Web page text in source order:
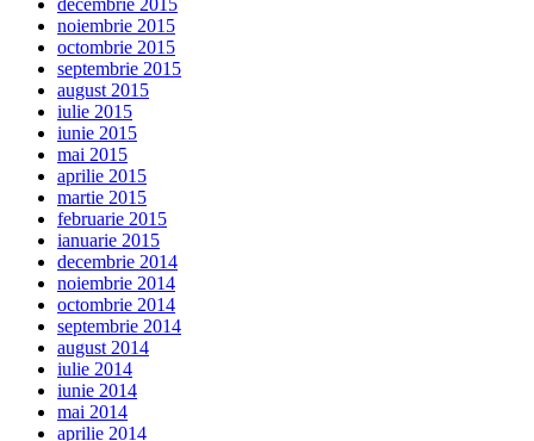
decembrie 2015
noiembrie 2015
octombrie 2015
septembrie 2015
august 2015
iulie 2015
iunie 2015
mai 2015
aprilie 2015
martie 2015
februarie 2015
ianuarie 2015
decembrie 2014
noiembrie 2014
octombrie 2014
septembrie 2014
august 2014
iulie 2014
iunie 2014
mai 2014
aprilie 2014